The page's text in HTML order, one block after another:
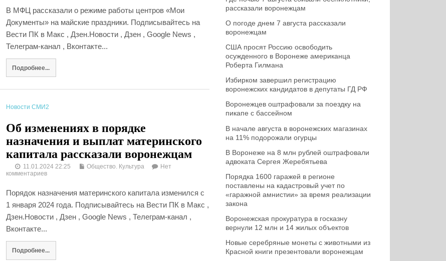
В МФЦ рассказали о режиме работы центров «Мои
Документы» на майские праздники. Подписывайтесь на
Вести ПК в Макс , Дзен.Новости , Дзен , Google News ,
Телеграм-канал , Вконтакте...
Подробнее...
Новости СМИ2
Об изменениях в порядке
назначения и выплат материнского
капитала рассказали воронежцам
11.01.2024 22:25 Общество. Культура
Нет
комментариев
Порядок назначения материнского капитала изменился с
1 января 2024 года. Подписывайтесь на Вести ПК в Макс ,
Дзен.Новости , Дзен , Google News , Телеграм-канал ,
Вконтакте...
Подробнее...
рассказали воронежцам
О погоде днем 7 августа рассказали
воронежцам
США просят Россию освободить
осужденного в Воронеже американца
Роберта Гилмана
Избирком завершил регистрацию
воронежских кандидатов в депутаты ГД РФ
Воронежцев оштрафовали за поездку на
пикапе с бассейном
В начале августа в воронежских магазинах
на 11% подорожали огурцы
В Воронеже на 8 млн рублей оштрафовали
адвоката Сергея Жеребятьева
Порядка 1600 гаражей в регионе
поставлены на кадастровый учет по
«гаражной амнистии» за время реализации
закона
Воронежская прокуратура в госказну
вернули 12 млн и 14 жилых объектов
Новые серебряные монеты с животными из
Красной книги презентовали воронежцам